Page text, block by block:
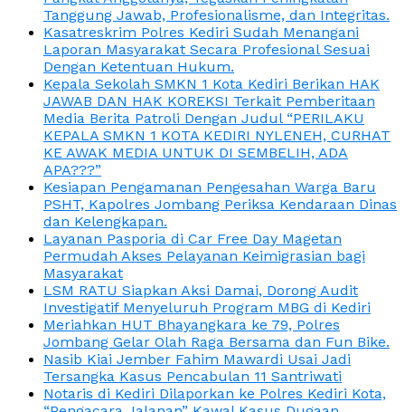
Tanggung Jawab, Profesionalisme, dan Integritas.
Kasatreskrim Polres Kediri Sudah Menangani
Laporan Masyarakat Secara Profesional Sesuai
Dengan Ketentuan Hukum.
Kepala Sekolah SMKN 1 Kota Kediri Berikan HAK
JAWAB DAN HAK KOREKSI Terkait Pemberitaan
Media Berita Patroli Dengan Judul “PERILAKU
KEPALA SMKN 1 KOTA KEDIRI NYLENEH, CURHAT
KE AWAK MEDIA UNTUK DI SEMBELIH, ADA
APA???”
Kesiapan Pengamanan Pengesahan Warga Baru
PSHT, Kapolres Jombang Periksa Kendaraan Dinas
dan Kelengkapan.
Layanan Pasporia di Car Free Day Magetan
Permudah Akses Pelayanan Keimigrasian bagi
Masyarakat
LSM RATU Siapkan Aksi Damai, Dorong Audit
Investigatif Menyeluruh Program MBG di Kediri
Meriahkan HUT Bhayangkara ke 79, Polres
Jombang Gelar Olah Raga Bersama dan Fun Bike.
Nasib Kiai Jember Fahim Mawardi Usai Jadi
Tersangka Kasus Pencabulan 11 Santriwati
Notaris di Kediri Dilaporkan ke Polres Kediri Kota,